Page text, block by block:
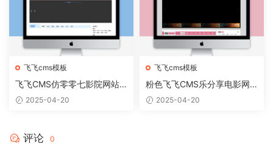
飞飞cms模板
飞飞CMS仿零零七影院网站
模板2025-04-20
飞飞cms模板
粉色飞飞CMS乐分享电影网
站模板
2025-04-20
评论 0